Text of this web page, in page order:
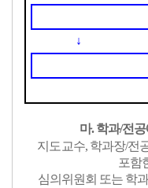
↓
마. 학과/전
지도교수, 학과장/전
포함
심의위원회 또는 학